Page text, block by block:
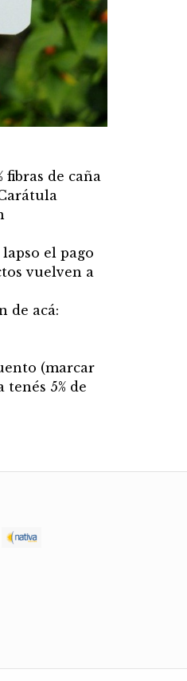
fibras de caña
el pago
vuelven a
de acá:
(marcar
5% de